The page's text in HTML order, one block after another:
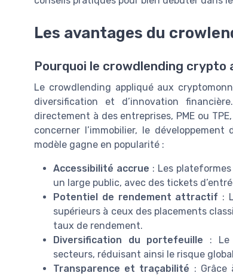
Les avantages du
Pourquoi le crowdlending crypto
Le crowdlending appliqué aux
diversification et d’innovation
directement à des entreprises, PME ou
concerner l’immobilier, le
modèle gagne en popularité :
Accessibilité accrue : Les
un large public, avec des tickets
Potentiel de rendement attractif :
supérieurs à ceux des placements
taux de rendement.
Diversification du portefeuille : Le
secteurs, réduisant ainsi le risque
Transparence et traçabilité : Grâce